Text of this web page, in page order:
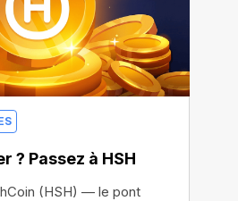
? Passez à HSH
(HSH) — le pont